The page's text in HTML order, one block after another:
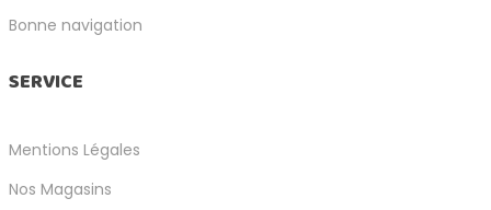
Bonne navigation
SERVICE
Mentions Légales
Nos Magasins